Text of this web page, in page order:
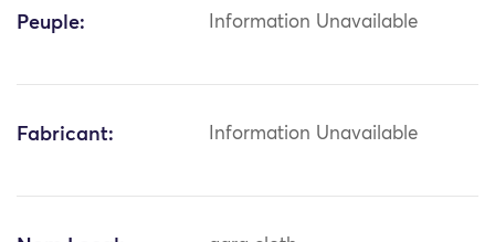
Peuple: Information Unavailable
Fabricant: Information Unavailable